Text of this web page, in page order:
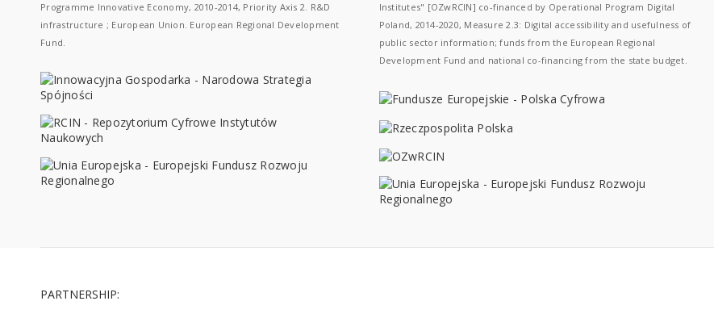
Programme Innovative Economy, 2010-2014, Priority Axis 2. R&D
infrastructure ; European Union. European Regional Development
Fund.
Institutes" [OZwRCIN] co-financed by Operational Program Digital
Poland, 2014-2020, Measure 2.3: Digital accessibility and usefulness of
public sector information; funds from the European Regional
Development Fund and national co-financing from the state budget.
PARTNERSHIP: